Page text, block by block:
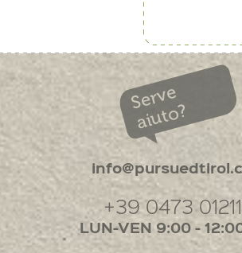
Serve
aiuto?
+39 0473
LUN-VEN 9:00 -